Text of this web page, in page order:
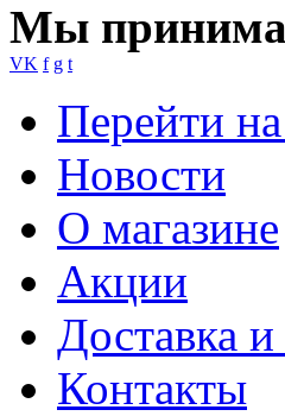
Мы
VK f g t
Перейти
Новости
О магазине
Акции
Доставка и
Контакты